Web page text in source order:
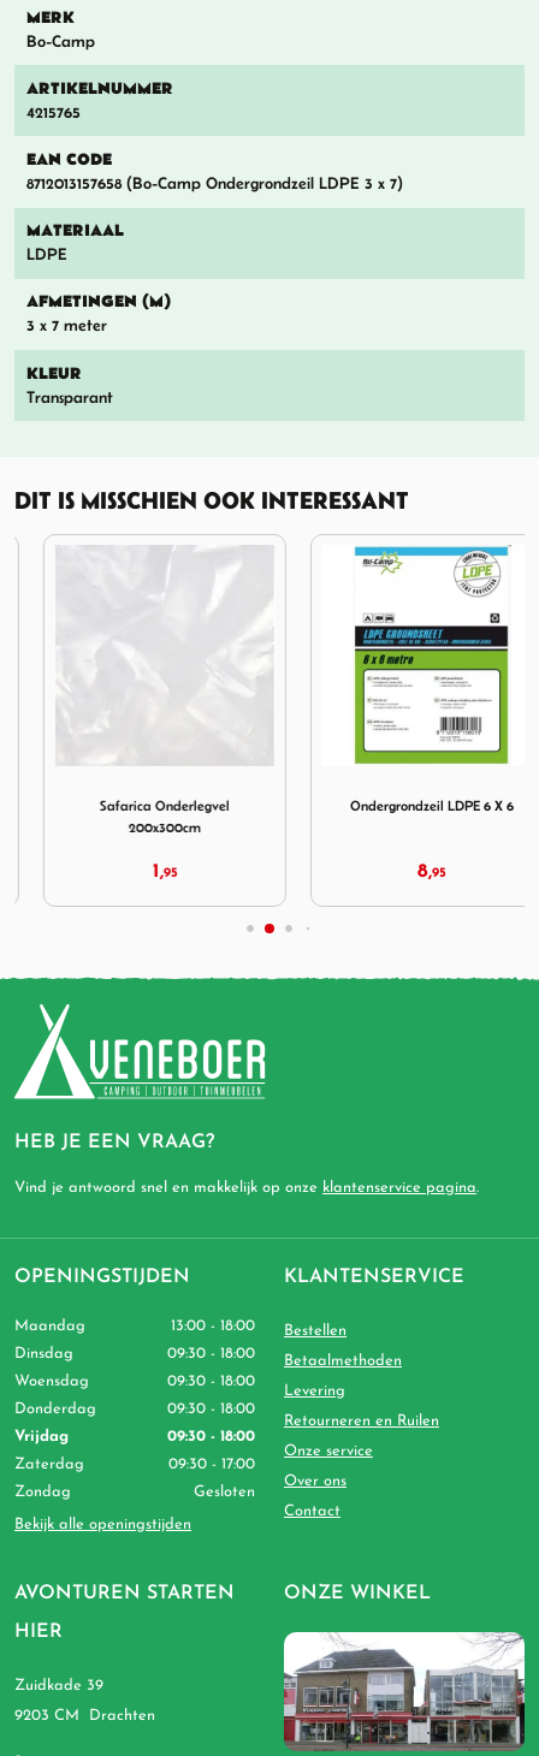
MERK
Bo-Camp
ARTIKELNUMMER
4215765
EAN CODE
8712013157658 (Bo-Camp Ondergrondzeil LDPE 3 x 7)
MATERIAAL
LDPE
AFMETINGEN (M)
3 x 7 meter
KLEUR
Transparant
DIT IS MISSCHIEN OOK INTERESSANT
Safarica Onderlegvel
200x300cm
Ondergrondzeil LDPE 6 X 6
HEB JE EEN VRAAG?
Vind je antwoord snel en makkelijk op onze klantenservice pagina.
AVONTUREN STARTEN
HIER
Zuidkade 39
9203 CM Drachten
OPENINGSTIJDEN
Maandag
13:00 - 18:00
Dinsdag
09:30 - 18:00
Woensdag
09:30 - 18:00
Donderdag
09:30 - 18:00
Vrijdag
09:30 - 18:00
Zaterdag
09:30 - 17:00
Zondag
Gesloten
Bekijk alle openingstijden
KLANTENSERVICE
Bestellen
Betaalmethoden
Levering
Retourneren en Ruilen
Onze service
Over ons
Contact
ONZE WINKEL